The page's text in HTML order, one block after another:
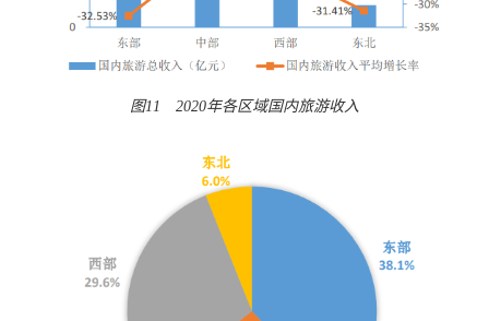
图11 2020年各区域国内旅游收入